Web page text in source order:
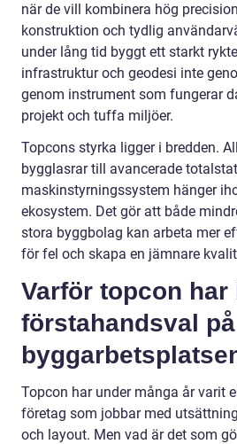
när de vill kombinera hög
konstruktion och tydlig
under lång tid byggt ett starkt
infrastruktur och geodesi inte
genom instrument som fungerar
projekt och tuffa miljöer.
Topcons styrka ligger i bredden.
bygglasrar till avancerade
maskinstyrningssystem hänger
ekosystem. Det gör att både
stora byggbolag kan arbeta mer
för fel och skapa en jämnare
Varför topcon
förstahandsval på
Topcon har under många år varit
företag som jobbar med
och layout. Men vad är det som